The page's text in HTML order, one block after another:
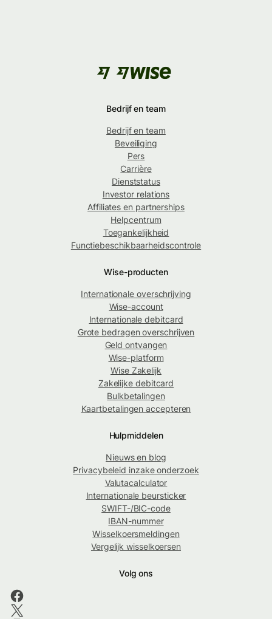
Bedrijf en team
Bedrijf en team
Beveiliging
Pers
Carrière
Dienststatus
Investor relations
Affiliates en partnerships
Helpcentrum
Toegankelijkheid
Functiebeschikbaarheidscontrole
Wise-producten
Internationale overschrijving
Wise-account
Internationale debitcard
Grote bedragen overschrijven
Geld ontvangen
Wise-platform
Wise Zakelijk
Zakelijke debitcard
Bulkbetalingen
Kaartbetalingen accepteren
Hulpmiddelen
Nieuws en blog
Privacybeleid inzake onderzoek
Valutacalculator
Internationale beursticker
SWIFT-/BIC-code
IBAN-nummer
Wisselkoersmeldingen
Vergelijk wisselkoersen
Volg ons